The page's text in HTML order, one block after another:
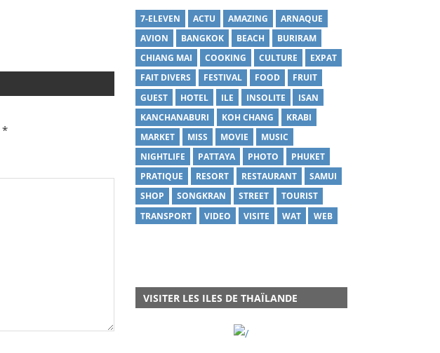
*
7-ELEVEN ACTU AMAZING
ARNAQUE
AVION
BANGKOK BEACH
BURIRAM
CHIANG MAI
COOKING CULTURE
EXPAT
FAIT DIVERS
FESTIVAL FOOD
FRUIT
GUEST
HOTEL ILE INSOLITE
ISAN
KANCHANABURI
KOH CHANG
KRABI
MARKET
MISS MOVIE
MUSIC
NIGHTLIFE
PATTAYA PHOTO
PHUKET
PRATIQUE
RESORT RESTAURANT
SAMUI
SHOP
SONGKRAN STREET
TOURIST
TRANSPORT
VIDEO VISITE WAT WEB
VISITER LES ILES DE THAÏLANDE